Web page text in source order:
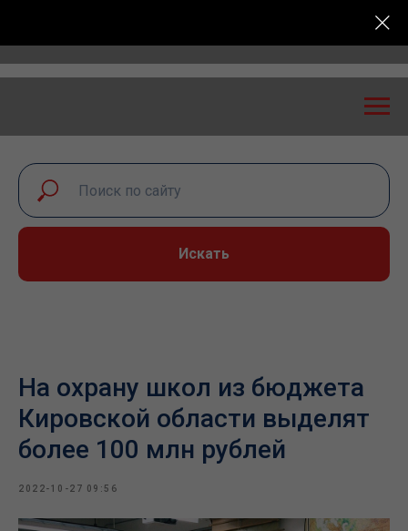
экспертный диалог – 2026» пройдет в
Искать
На охрану школ из бюджета
Кировской области выделят
более 100 млн рублей
2022-10-27 09:56